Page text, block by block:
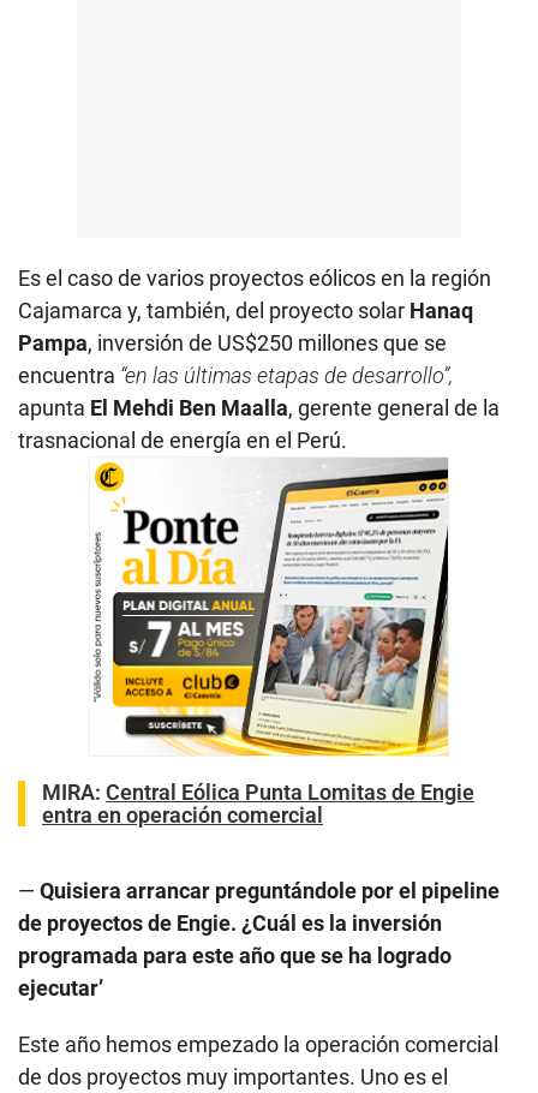
Es el caso de varios proyectos eólicos en la región
Cajamarca y, también, del proyecto solar Hanaq
Pampa, inversión de US$250 millones que se
encuentra “en las últimas etapas de desarrollo”,
apunta El Mehdi Ben Maalla, gerente general de la
trasnacional de energía en el Perú.
MIRA: Central Eólica Punta Lomitas de Engie
entra en operación comercial
— Quisiera arrancar preguntándole por el pipeline
de proyectos de Engie. ¿Cuál es la inversión
programada para este año que se ha logrado
ejecutar’
Este año hemos empezado la operación comercial
de dos proyectos muy importantes. Uno es el